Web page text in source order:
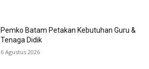
Pemko Batam Petakan Kebutuhan Guru &
Tenaga Didik
6 Agustus 2026